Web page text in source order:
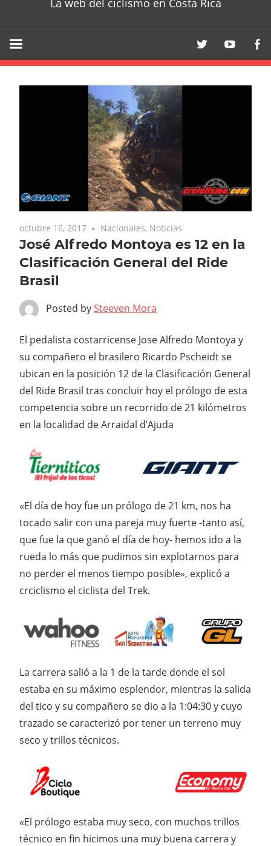
La web del ciclismo en Costa Rica
octubre 16, 2017 Nacionales, Noticias
José Alfredo Montoya es 12 en la
Clasificación General del Ride
Brasil
Posted bySteeven Mora
El pedalista costarricense Jose Alfredo Montoya y
su compañero el brasilero Ricardo Pscheidt se
ubican en la posición 12 de la Clasificación General
del Ride Brasil tras concluir hoy el prólogo de esta
competencia sobre un recorrido de 21 kilómetros
en la localidad de Arraidal d’Ajuda
«El día de hoy fue un prólogo de 21 km, nos ha
tocado salir con una pareja muy fuerte -tanto así,
que fue la que ganó el día de hoy- hemos ido a la
rueda lo más que pudimos sin explotarnos para
no perder el menos tiempo posible», explicó a
crciclismo el ciclista del Trek.
La carrera salió a la 1 de la tarde donde el sol
estaba en su máximo esplendor, mientras la salida
del tico y su compañero se dio a la 1:04:30 y cuyo
trazado se caracterizó por tener un terreno muy
seco y trillos técnicos.
«El prólogo estaba muy seco, con muchos trillos
técnico en fin hicimos una muy buena carrera y